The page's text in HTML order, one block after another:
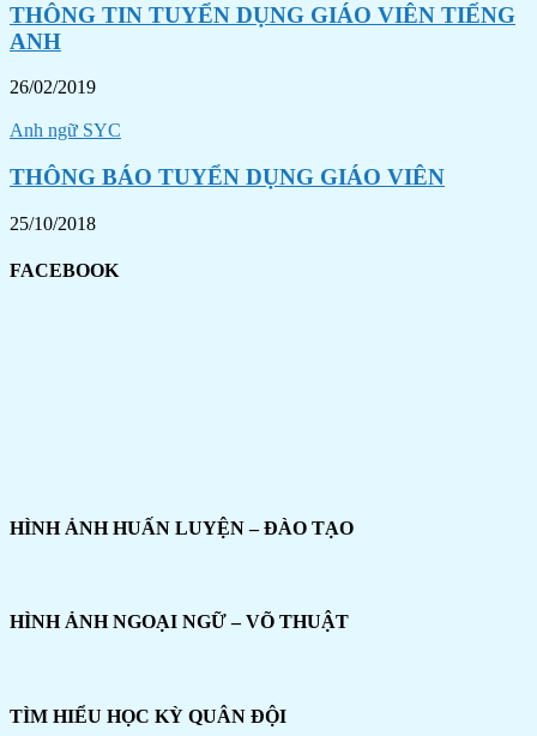
THÔNG TIN TUYỂN DỤNG GIÁO VIÊN TIẾNG
ANH
26/02/2019
Anh ngữ SYC
THÔNG BÁO TUYỂN DỤNG GIÁO VIÊN
25/10/2018
FACEBOOK
HÌNH ẢNH HUẤN LUYỆN – ĐÀO TẠO
HÌNH ẢNH NGOẠI NGỮ – VÕ THUẬT
TÌM HIỂU HỌC KỲ QUÂN ĐỘI